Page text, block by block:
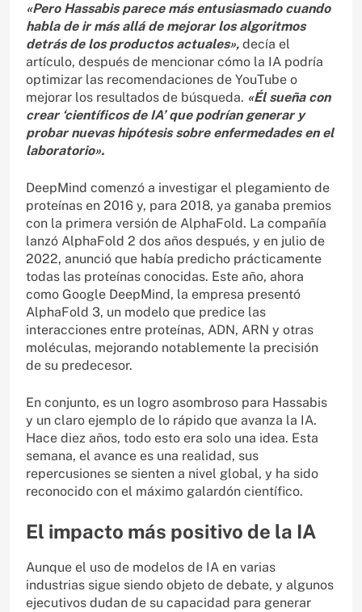
«Pero Hassabis parece más entusiasmado cuando
habla de ir más allá de mejorar los algoritmos
detrás de los productos actuales», decía el
artículo, después de mencionar cómo la IA podría
optimizar las recomendaciones de YouTube o
mejorar los resultados de búsqueda. «Él sueña con
crear ‘científicos de IA’ que podrían generar y
probar nuevas hipótesis sobre enfermedades en el
laboratorio».
DeepMind comenzó a investigar el plegamiento de
proteínas en 2016 y, para 2018, ya ganaba premios
con la primera versión de AlphaFold. La compañía
lanzó AlphaFold 2 dos años después, y en julio de
2022, anunció que había predicho prácticamente
todas las proteínas conocidas. Este año, ahora
como Google DeepMind, la empresa presentó
AlphaFold 3, un modelo que predice las
interacciones entre proteínas, ADN, ARN y otras
moléculas, mejorando notablemente la precisión
de su predecesor.
En conjunto, es un logro asombroso para Hassabis
y un claro ejemplo de lo rápido que avanza la IA.
Hace diez años, todo esto era solo una idea. Esta
semana, el avance es una realidad, sus
repercusiones se sienten a nivel global, y ha sido
reconocido con el máximo galardón científico.
El impacto más positivo de la IA
Aunque el uso de modelos de IA en varias
industrias sigue siendo objeto de debate, y algunos
ejecutivos dudan de su capacidad para generar